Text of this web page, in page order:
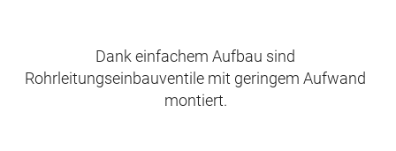
Dank einfachem Aufbau sind
Rohrleitungseinbauventile mit geringem Aufwand
montiert.